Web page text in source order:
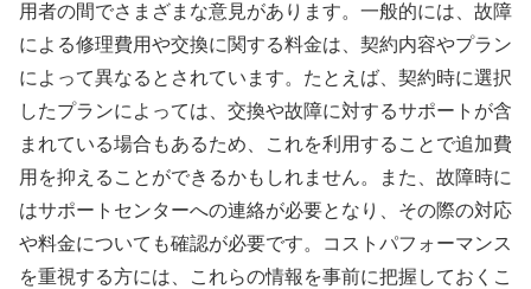
用者の間でさまざまな意見があります。一般的には、故障
による修理費用や交換に関する料金は、契約内容やプラン
によって異なるとされています。たとえば、契約時に選択
したプランによっては、交換や故障に対するサポートが含
まれている場合もあるため、これを利用することで追加費
用を抑えることができるかもしれません。また、故障時に
はサポートセンターへの連絡が必要となり、その際の対応
や料金についても確認が必要です。コストパフォーマンス
を重視する方には、これらの情報を事前に把握しておくこ